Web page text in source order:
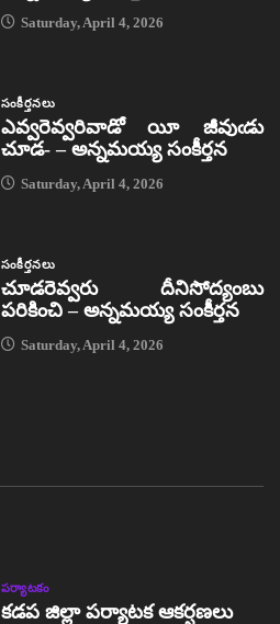
Saturday, April 4, 2026
సంకీర్తనలు
ఎవ్వరెవ్వరివాడో యీ జీవుఁడు
చూడ- – అన్నమయ్య సంకీర్తన
Saturday, April 4, 2026
సంకీర్తనలు
చూడరెవ్వరు దీనిసోద్యంబు
పరికించి – అన్నమయ్య సంకీర్తన
Saturday, April 4, 2026
పర్యాటకం
కడప జిల్లా పర్యాటక ఆకర్షణలు